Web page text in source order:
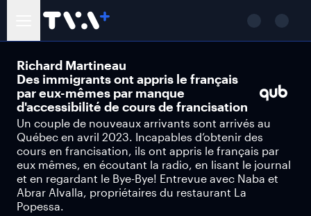
Richard Martineau
Des immigrants ont appris le français
par eux-mêmes par manque
d'accessibilité de cours de francisation
Un couple de nouveaux arrivants sont arrivés au
Québec en avril 2023. Incapables d’obtenir des
cours en francisation, ils ont appris le français par
eux mêmes, en écoutant la radio, en lisant le journal
et en regardant le Bye-Bye! Entrevue avec Naba et
Abrar Alvalla, propriétaires du restaurant La
Popessa.